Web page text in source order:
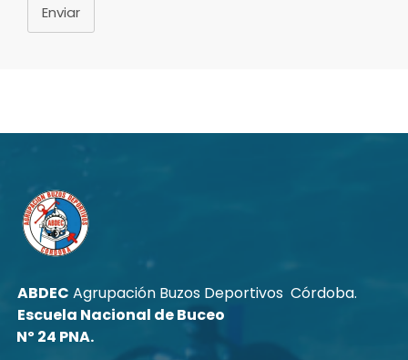
Enviar
ABDEC Agrupación Buzos Deportivos Córdoba.
Escuela Nacional de Buceo
Nº 24 PNA.